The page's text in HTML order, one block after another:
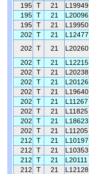
195 T 21 L19949
195 T 21 L20096
195 T 21 L19950
202
T 21 L12477
202
T 21 L20260
202
T 21 L12215
202
T 21 L20238
202
T 21 L20126
202
T 21 L19640
202
T 21 L11267
202
T 21 L11825
202
T 21 L18623
202
T 21 L11205
212
T 21 L10197
212
T 21 L10353
212
T 21 L20111
212
T 21 L12128